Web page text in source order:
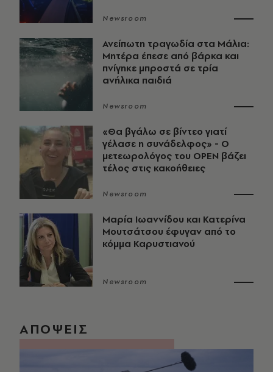
Newsroom
Ανείπωτη τραγωδία στα Μάλια:
Μητέρα έπεσε από βάρκα και
πνίγηκε μπροστά σε τρία
ανήλικα παιδιά
Newsroom
«Θα βγάλω σε βίντεο γιατί
γέλασε η συνάδελφος» - Ο
μετεωρολόγος του OPEN βάζει
τέλος στις κακοήθειες
Newsroom
Μαρία Ιωαννίδου και Κατερίνα
Μουτσάτσου έφυγαν από το
κόμμα Καρυστιανού
Newsroom
ΑΠΟΨΕΙΣ